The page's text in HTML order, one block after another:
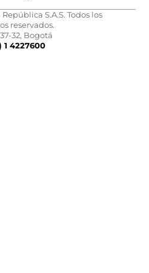
S.A.S. Todos los
reservados.
37-32, Bogotá
1 4227600